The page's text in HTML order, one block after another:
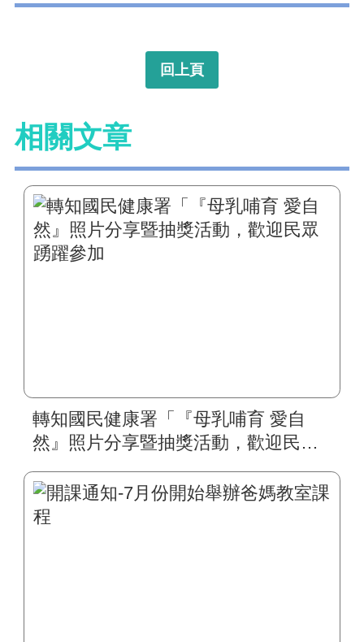
回上頁
相關文章
轉知國民健康署「『母乳哺育 愛自
然』照片分享暨抽獎活動，歡迎民眾